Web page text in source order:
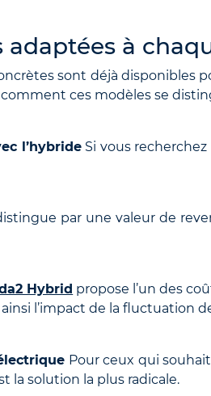
adaptées à
sont déjà disponibles
ces modèles se
l’hybrideSi vous
par une valeur de
Hybrid propose l’un des
l’impact de la fluctuation
Pour ceux qui
la solution la plus radicale.